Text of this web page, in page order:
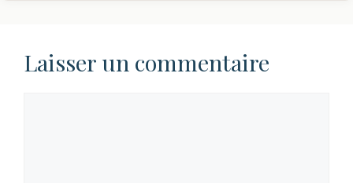
Laisser un commentaire